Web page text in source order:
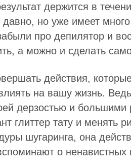
держится в
но уже имеет
про депилятор и
а можно и сделать
действия,
на вашу жизнь.
дерзостью и
глиттер тату и менять
шугаринга, она
о ненавистных